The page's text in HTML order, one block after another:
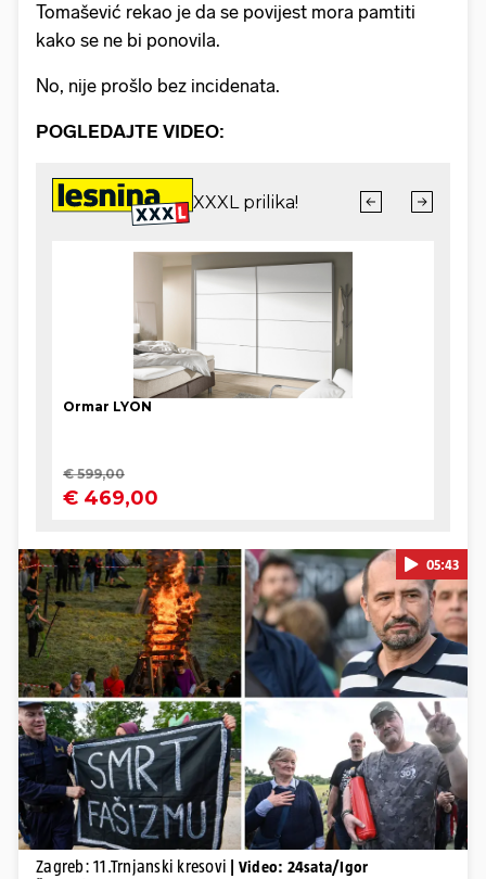
Tomašević rekao je da se povijest mora pamtiti
kako se ne bi ponovila.
No, nije prošlo bez incidenata.
POGLEDAJTE VIDEO:
Pokretanje videa...
05:43
Zagreb: 11.Trnjanski kresovi
| Video: 24sata/Igor